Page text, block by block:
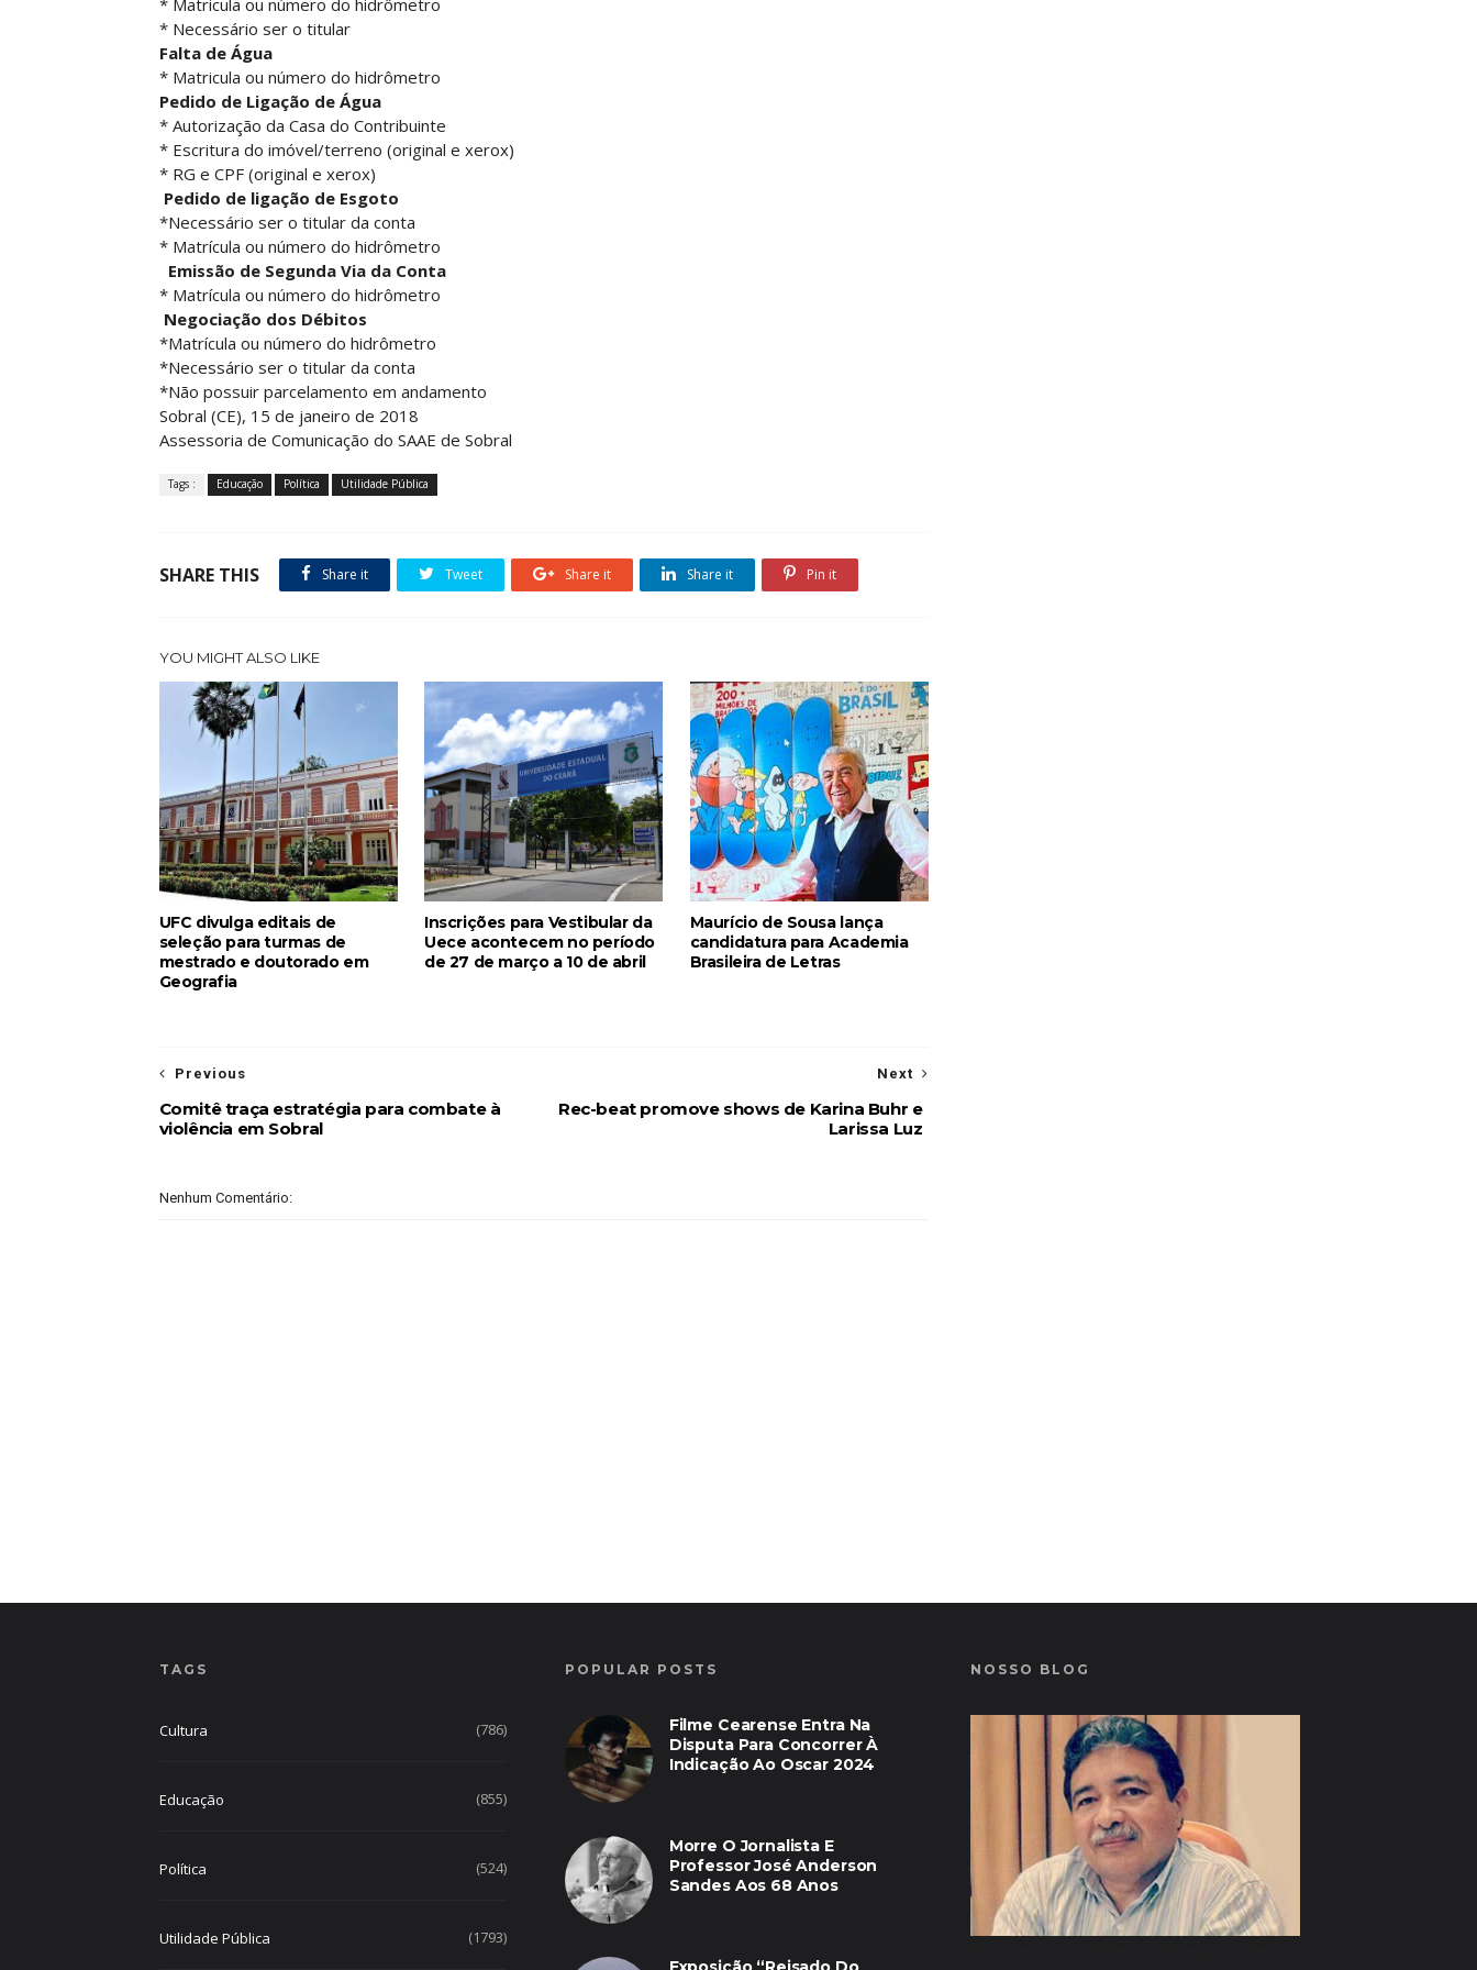
* Matricula ou número do hidrômetro
* Necessário ser o titular
Falta de Água
* Matricula ou número do hidrômetro
Pedido de Ligação de Água
* Autorização da Casa do Contribuinte
* Escritura do imóvel/terreno (original e xerox)
* RG e CPF (original e xerox)
Pedido de ligação de Esgoto
*Necessário ser o titular da conta
* Matrícula ou número do hidrômetro
Emissão de Segunda Via da Conta
* Matrícula ou número do hidrômetro
Negociação dos Débitos
*Matrícula ou número do hidrômetro
*Necessário ser o titular da conta
*Não possuir parcelamento em andamento
Sobral (CE), 15 de janeiro de 2018
Assessoria de Comunicação do SAAE de Sobral
Tags : Educação Política Utilidade Pública
SHARE THIS Share it Tweet Share it Share it Pin it
YOU MIGHT ALSO LIKE
UFC divulga editais de
seleção para turmas de
mestrado e doutorado em
Geografia
Inscrições para Vestibular da
Uece acontecem no período
de 27 de março a 10 de abril
Maurício de Sousa lança
candidatura para Academia
Brasileira de Letras
Next
Rec-beat promove shows de Karina Buhr e
Larissa Luz
Previous
Comitê traça estratégia para combate à
violência em Sobral
Nenhum Comentário:
TAGS
Cultura (786)
Educação (855)
Política (524)
Utilidade Pública (1793)
POPULAR POSTS
Filme Cearense Entra Na
Disputa Para Concorrer À
Indicação Ao Oscar 2024
Morre O Jornalista E
Professor José Anderson
Sandes Aos 68 Anos
NOSSO BLOG